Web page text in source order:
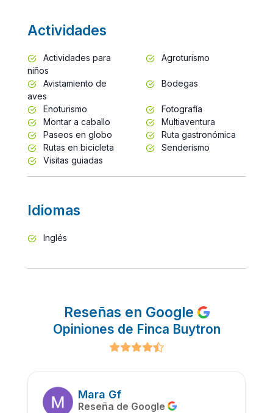
Actividades
Actividades para
niños
Agroturismo
Avistamiento de
aves
Bodegas
Enoturismo
Fotografía
Montar a caballo
Multiaventura
Paseos en globo
Ruta gastronómica
Rutas en bicicleta
Senderismo
Visitas guiadas
Idiomas
Inglés
Reseñas en Google
Opiniones de Finca Buytron
Mara Gf
Reseña de Google